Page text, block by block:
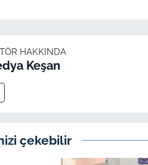
HAKKINDA
Keşan
çekebilir